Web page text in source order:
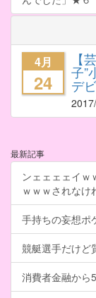
4月
24
【
子”
デ
最新記事
ンェェェェイｗ
ｗｗｗされなけ
手持ちの妄想ポ
競艇選手だけど
消費者金融から